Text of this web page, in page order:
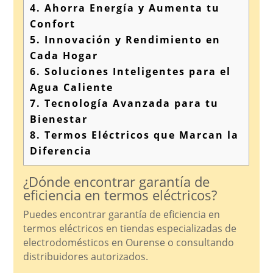
4. Ahorra Energía y Aumenta tu
Confort
5. Innovación y Rendimiento en
Cada Hogar
6. Soluciones Inteligentes para el
Agua Caliente
7. Tecnología Avanzada para tu
Bienestar
8. Termos Eléctricos que Marcan la
Diferencia
¿Dónde encontrar garantía de
eficiencia en termos eléctricos?
Puedes encontrar garantía de eficiencia en
termos eléctricos en tiendas especializadas de
electrodomésticos en Ourense o consultando
distribuidores autorizados.